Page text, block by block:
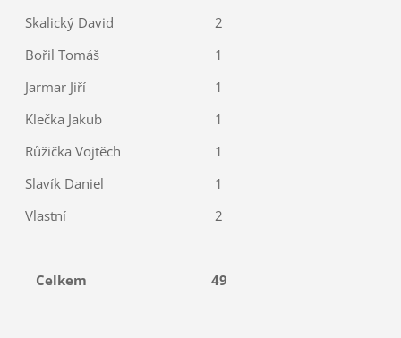
Skalický David
2
Bořil Tomáš
1
Jarmar Jiří
1
Klečka Jakub
1
Růžička Vojtěch
1
Slavík Daniel
1
Vlastní
2
Celkem 49